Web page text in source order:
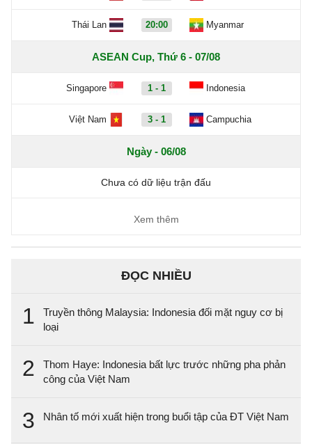
Thái Lan 20:00 Myanmar
ASEAN Cup, Thứ 6 - 07/08
Singapore 1 - 1 Indonesia
Việt Nam 3 - 1 Campuchia
Ngày - 06/08
Chưa có dữ liệu trận đấu
Xem thêm
ĐỌC NHIỀU
1
Truyền thông Malaysia: Indonesia đối mặt nguy cơ bị
loại
2
Thom Haye: Indonesia bất lực trước những pha phản
công của Việt Nam
3 Nhân tố mới xuất hiện trong buổi tập của ĐT Việt Nam